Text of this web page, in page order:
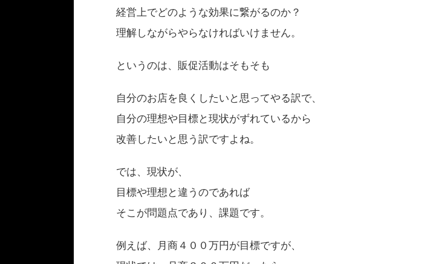
経営上でどのような効果に繋がるのか？
理解しながらやらなければいけません。
というのは、販促活動はそもそも
自分のお店を良くしたいと思ってやる訳で、
自分の理想や目標と現状がずれているから
改善したいと思う訳ですよね。
では、現状が、
目標や理想と違うのであれば
そこが問題点であり、課題です。
例えば、月商４００万円が目標ですが、